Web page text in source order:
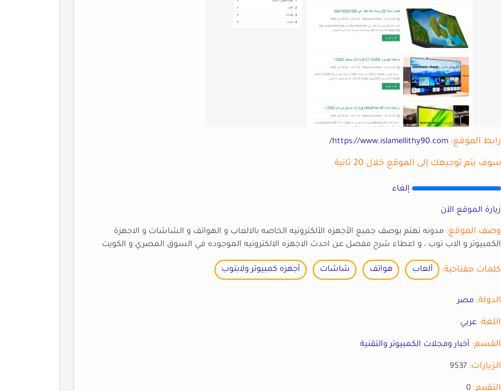
رابط الموقع: https://www.islamellithy90.com/
سوف يتم توجيهك إلى الموقع خلال 20 ثانية
إلغاء
زيارة الموقع الآن
وصف الموقع: مدونه تهتم بوصف جمبع الأجهزه الألكترونيه الخاصه بالالعاب و الهواتف و الشاشات و الاجهزة
الكمبيوتر و الاب توب ، و اعطاء شرح مفصل عن احدث الاجهزه الالكترونيه الموجوده في السوق المصري و الكويت
كلمات مفتاحية: ألعاب هواتف شاشات أجهزه كمبيوتر ولابتوب
الدولة: مصر
اللغة: عربي
القسم: أخبار ومجلات الكمبيوتر والتقنية
الزيارات:
التقييم: